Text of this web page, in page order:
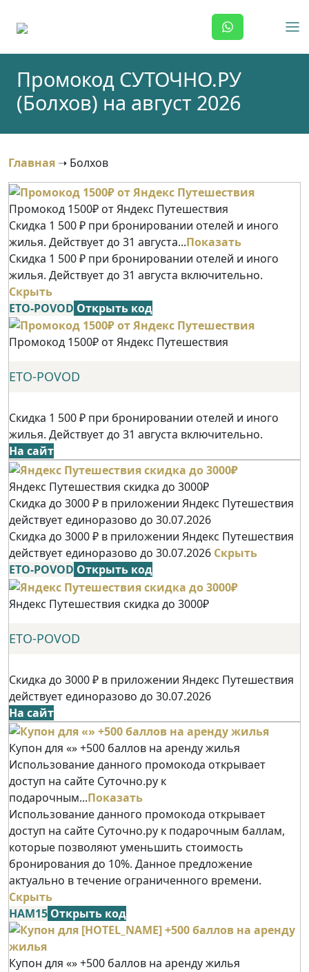
Промокод СУТОЧНО.РУ
(Болхов) на август 2026
Главная ➝ Болхов
Промокод 1500₽ от Яндекс Путешествия
Скидка 1 500 ₽ при бронировании отелей и иного
жилья. Действует до 31 августа...Показать
Скидка 1 500 ₽ при бронировании отелей и иного
жилья. Действует до 31 августа включительно.
Скрыть
ETO-POVOD Открыть код
Промокод 1500₽ от Яндекс Путешествия
ETO-POVOD
Скидка 1 500 ₽ при бронировании отелей и иного
жилья. Действует до 31 августа включительно.
На сайт
Яндекс Путешествия скидка до 3000₽
Скидка до 3000 ₽ в приложении Яндекс Путешествия
действует единоразово до 30.07.2026
Скидка до 3000 ₽ в приложении Яндекс Путешествия
действует единоразово до 30.07.2026 Скрыть
ETO-POVOD Открыть код
Яндекс Путешествия скидка до 3000₽
ETO-POVOD
Скидка до 3000 ₽ в приложении Яндекс Путешествия
действует единоразово до 30.07.2026
На сайт
Купон для «» +500 баллов на аренду жилья
Использование данного промокода открывает
доступ на сайте Суточно.ру к
подарочным...Показать
Использование данного промокода открывает
доступ на сайте Суточно.ру к подарочным баллам,
которые позволяют уменьшить стоимость
бронирования до 10%. Данное предложение
актуально в течение ограниченного времени.
Скрыть
НАМ15 Открыть код
Купон для «» +500 баллов на аренду жилья